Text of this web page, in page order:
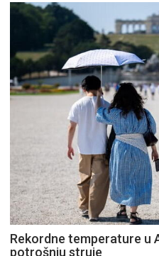
Rekordne temperature u
potrošnju struje